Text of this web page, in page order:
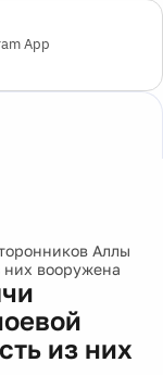
App
Аллы
них вооружена
из них